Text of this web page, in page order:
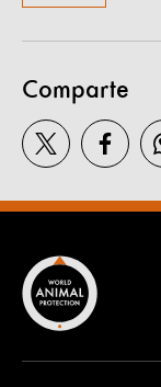
Comparte